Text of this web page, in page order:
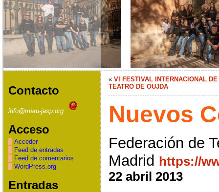
Contacto
info@maru-jasp.org
Acceso
Acceder
Feed de entradas
Feed de comentarios
WordPress.org
Entradas
« VI FESTIVAL INTERNACIONAL DE
TEATRO DE OUJDA
Nuevos
Federación de
Madrid https://
22 abril 2013